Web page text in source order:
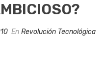
En Revolución Tecnológica